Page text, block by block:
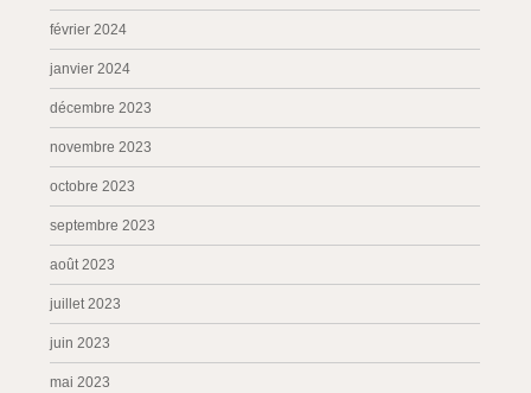
février 2024
janvier 2024
décembre 2023
novembre 2023
octobre 2023
septembre 2023
août 2023
juillet 2023
juin 2023
mai 2023